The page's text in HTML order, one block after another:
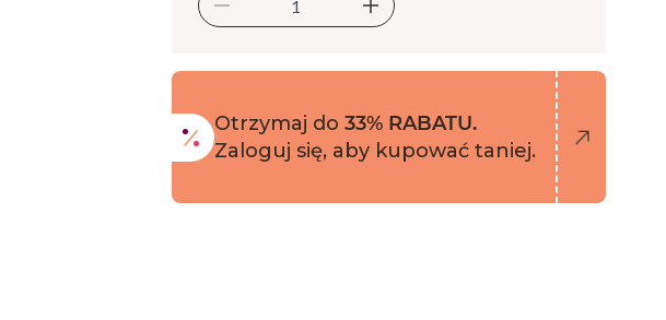
Otrzymaj do 33% RABATU.
Zaloguj się, aby kupować taniej.